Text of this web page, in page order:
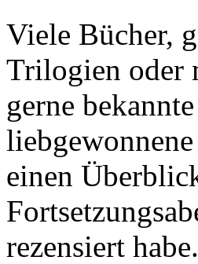
Viele Bücher,
Trilogien oder
gerne
einen
rezensiert habe.